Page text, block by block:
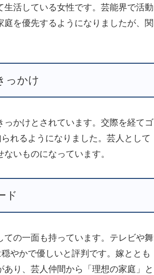
活している女性です。芸能界で活動
を優先するようになりましたが、関
っかけ
かけとされています。交際を経てゴ
れるようになりました。芸人として
いものになっています。
ド
の一面も持っています。テレビや舞
やかで優しいと評判です。嫁ととも
り、芸人仲間から「理想の家庭」と